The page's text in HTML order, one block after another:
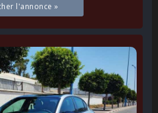
l'annonce »